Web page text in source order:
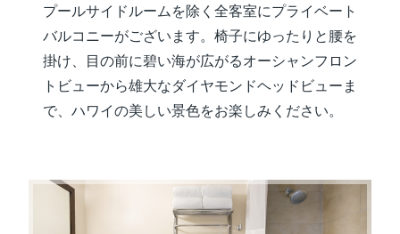
プールサイドルームを除く全客室にプライベート
バルコニーがございます。椅子にゆったりと腰を
掛け、目の前に碧い海が広がるオーシャンフロン
トビューから雄大なダイヤモンドヘッドビューま
で、ハワイの美しい景色をお楽しみください。